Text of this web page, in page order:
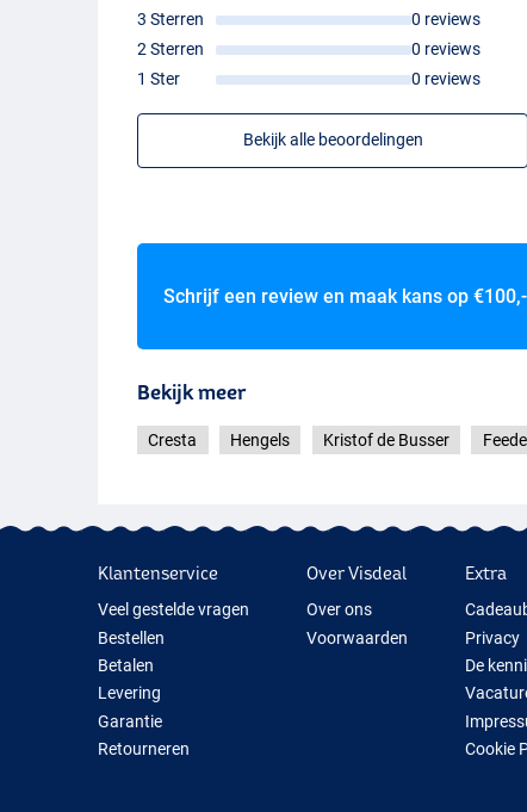
3 Sterren
0 reviews
2 Sterren
0 reviews
1 Ster
0 reviews
Bekijk alle beoordelingen
Schrijf een review en maak kans op
Bekijk meer
Cresta Hengels Kristof de Busser
Klantenservice
Veel gestelde vragen
Bestellen
Betalen
Levering
Garantie
Retourneren
Over Visdeal
Over ons
Voorwaarden
Extra
Privacy
De
Cookie